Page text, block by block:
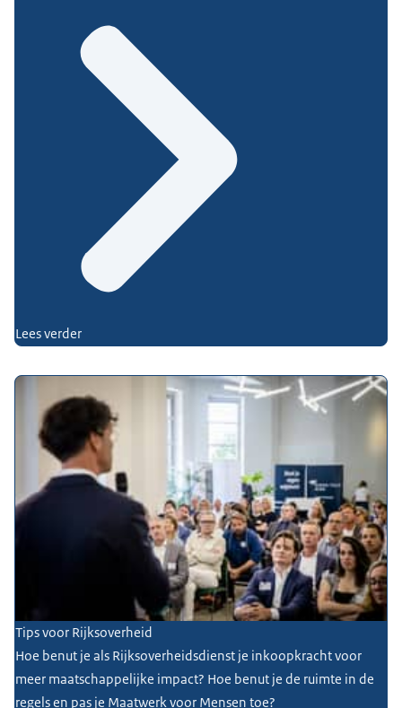
Lees verder
Tips voor Rijksoverheid
Hoe benut je als Rijksoverheidsdienst je inkoopkracht voor
meer maatschappelijke impact? Hoe benut je de ruimte in de
regels en pas je Maatwerk voor Mensen toe?